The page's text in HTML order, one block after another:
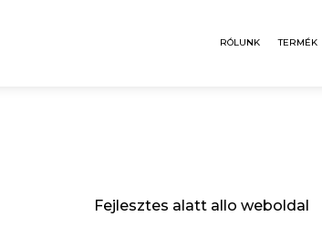
RÓLUNK TERMÉK
Fejlesztes alatt allo weboldal